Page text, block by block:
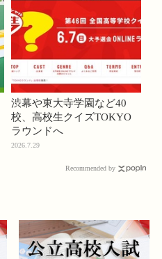
渋幕や東大寺学園など40
校、高校生クイズTOKYO
ラウンドへ
2026.7.29
Recommended by